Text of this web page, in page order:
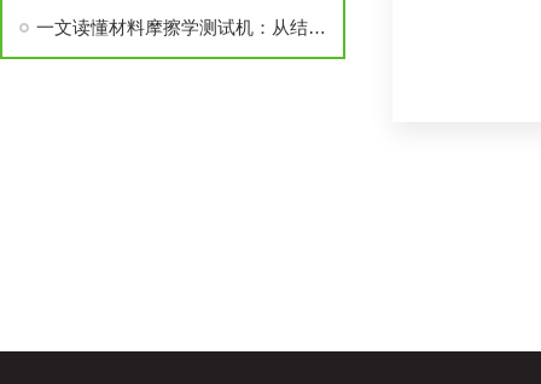
一文读懂材料摩擦学测试机：从结构原理到实际应用